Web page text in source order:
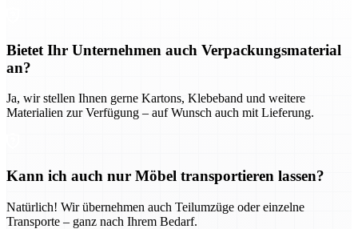
Bietet Ihr Unternehmen auch Verpackungsmaterial
an?
Ja, wir stellen Ihnen gerne Kartons, Klebeband und weitere
Materialien zur Verfügung – auf Wunsch auch mit Lieferung.
Kann ich auch nur Möbel transportieren lassen?
Natürlich! Wir übernehmen auch Teilumzüge oder einzelne
Transporte – ganz nach Ihrem Bedarf.